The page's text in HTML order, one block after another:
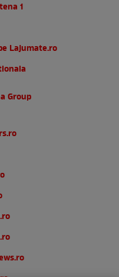
1
Lajumate.ro
Group